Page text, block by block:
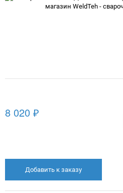
8 020 ₽
Добавить к заказу